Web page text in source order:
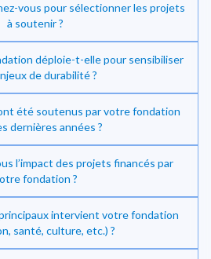
énergétique
vous pour sélectionner les projets
à soutenir ?
déploie-t-elle pour sensibiliser
de durabilité ?
été soutenus par votre fondation
dernières années ?
l’impact des projets financés par
fondation ?
intervient votre fondation
santé, culture, etc.) ?